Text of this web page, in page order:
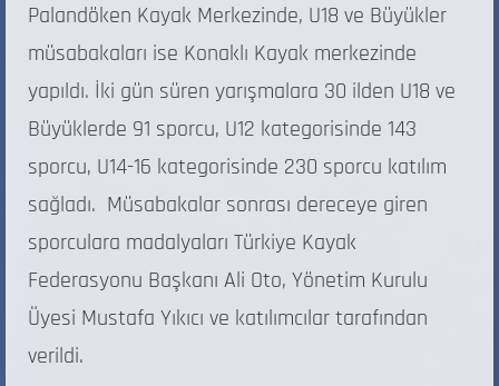
Palandöken Kayak Merkezinde, U18 ve Büyükler
müsabakaları ise Konaklı Kayak merkezinde
yapıldı. İki gün süren yarışmalara 30 ilden U18 ve
Büyüklerde 91 sporcu, U12 kategorisinde 143
sporcu, U14-16 kategorisinde 230 sporcu katılım
sağladı. Müsabakalar sonrası dereceye giren
sporculara madalyaları Türkiye Kayak
Federasyonu Başkanı Ali Oto, Yönetim Kurulu
Üyesi Mustafa Yıkıcı ve katılımcılar tarafından
verildi.